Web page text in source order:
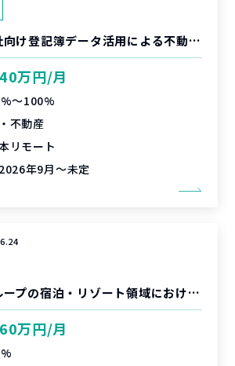
大手不動産会社向け登記簿データ活用による不動産営業高度化に関するデータサイエンティスト支援
万円/月
〜100%
不動産
リモート
2026年9月～未定
大手不動産グループの宿泊・リゾート領域における新規サービス企画／ビジネスPM支援
万円/月